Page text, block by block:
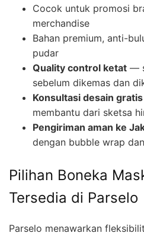
Cocok untuk promosi
merchandise
Bahan premium, anti-
pudar
Quality control ketat —
sebelum dikemas dan
Konsultasi desain gratis
membantu dari sketsa
Pengiriman aman ke
dengan bubble wrap
Pilihan Boneka
Tersedia di Parselo
Parselo menawarkan